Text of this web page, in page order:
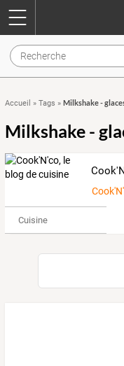
Accueil » Tags » Milkshake -
Milkshake -
Cuisine